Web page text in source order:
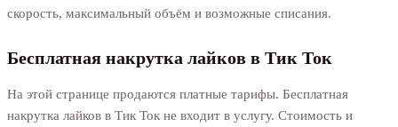
скорость, максимальный объём и возможные списания.
Бесплатная накрутка лайков в Тик Ток
На этой странице продаются платные тарифы. Бесплатная
накрутка лайков в Тик Ток не входит в услугу. Стоимость и